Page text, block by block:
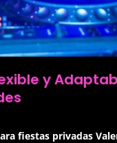
y
fiestas privadas